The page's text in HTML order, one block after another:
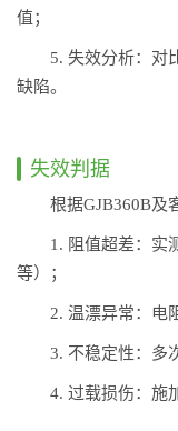
值；
5. 失效分析：对
缺陷。
失效判据
根据GJB360B及
1. 阻值超差：实
等）；
2. 温漂异常：电
3. 不稳定性：多
4. 过载损伤：施